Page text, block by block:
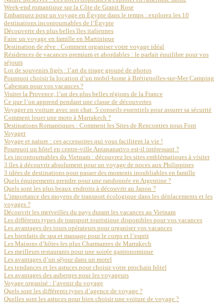
Week-end romantique sur la Côte de Granit Rose
Embarquez pour un voyage en Égypte dans le temps : explorez les 10
destinations incontournables de l’Égypte
Découverte des plus belles îles italiennes
Faire un voyage en famille en Martinique
Destination de rêve : Comment organiser votre voyage idéal
Résidences de vacances premium et abordables : le parfait équilibre pour vos
séjours
Lot de souvenirs figés : l’art du tirage groupé de photos
Pourquoi choisir la location d’un mobil-home à Brétignolles-sur-Mer Camping
Cabestan pour vos vacances ?
Visiter la Provence, l’un des plus belles régions de la France
Ce que l’on apprend pendant une classe de découvertes
Voyager en voiture avec son chat: 5 conseils essentiels pour assurer sa sécurité
Comment louer une moto à Marrakech ?
Destinations Romantiques : Comment les Sites de Rencontres nous Font
Voyager
Voyage et nature : ces accessoires qui vous facilitent la vie !
Pourquoi un hôtel en centre-ville Antananarivo est-il intéressant ?
Les incontournables du Vietnam : découvrez les sites emblématiques à visiter
3 îles à découvrir absolument pour un voyage de noces aux Philippines
3 idées de destinations pour passer des moments inoubliables en famille
Quels équipements prendre pour une randonnée en Argentine ?
Quels sont les plus beaux endroits à découvrir au Japon ?
L’importance des moyens de transport écologique dans les déplacements et les
voyages ?
Découvrir les merveilles du pays durant les vacances au Vietnam
Les différents types de transport touristique disponibles pour vos vacances
Les avantages des tours opérateurs pour organiser vos vacances
Les bienfaits de spa et massage pour le corps et l’esprit
Les Maisons d’hôtes les plus Charmantes de Marrakech
Les meilleurs restaurants pour une soirée gastronomique
Les avantages d’un séjour dans un motel
Les tendances et les astuces pour choisir votre prochain hôtel
Les avantages des auberges pour les voyageurs
Voyage organisé : l’avenir du voyage
Quels sont les différents types d’agence de voyage ?
Quelles sont les astuces pour bien choisir une voiture de voyage ?